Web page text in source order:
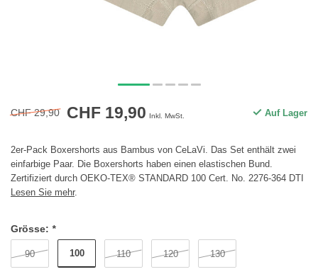
CHF 29,90 CHF 19,90 Inkl. MwSt. Auf Lager
2er-Pack Boxershorts aus Bambus von CeLaVi. Das Set enthält zwei
einfarbige Paar. Die Boxershorts haben einen elastischen Bund.
Zertifiziert durch OEKO-TEX® STANDARD 100 Cert. No. 2276-364 DTI
Lesen Sie mehr.
Grösse: *
90 100 110 120 130